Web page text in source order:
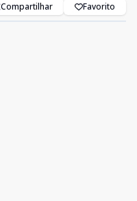
Compartilhar Favorito